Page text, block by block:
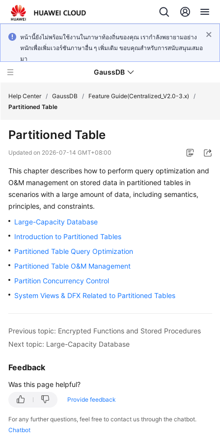
หน้านี้ยังไม่พร้อมใช้งานในภาษาท้องถิ่นของคุณ เรากำลังพยายามอย่าง
หนักเพื่อเพิ่มเวอร์ชันภาษาอื่น ๆ เพิ่มเติม ขอบคุณสำหรับการสนับสนุนเสมอ
มา
GaussDB
New
Bulletin
Service
Overview
Billing
Getting
User
Guide
Guide
Performance
White
Paper
API
Help Center / GaussDB / Feature Guide(Centralized_V2.0-3.x)
/
Partitioned Table
Partitioned Table
Updated on 2026-07-14 GMT+08:00
This chapter describes how to perform query optimization and
O&M management on stored data in partitioned tables in
scenarios with a large amount of data, including semantics,
principles, and constraints.
Large-Capacity Database
Introduction to Partitioned Tables
Partitioned Table Query Optimization
Partitioned Table O&M Management
Partition Concurrency Control
System Views & DFX Related to Partitioned Tables
Previous topic: Encrypted Functions and Stored Procedures
Next topic: Large-Capacity Database
Feedback
Was this page helpful?
Provide feedback
For any further questions, feel free to contact us through the chatbot.
Chatbot